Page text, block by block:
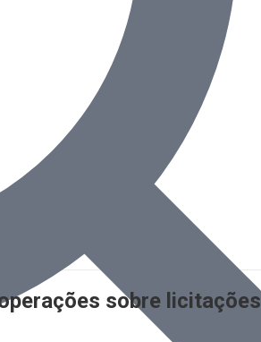
sobre licitações